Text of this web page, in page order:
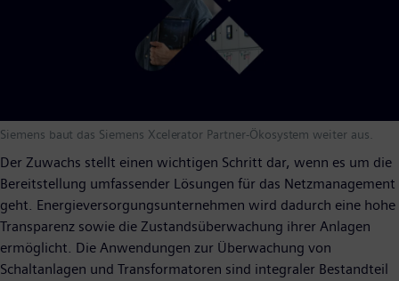
Siemens baut das Siemens Xcelerator Partner-Ökosystem weiter aus.
Der Zuwachs stellt einen wichtigen Schritt dar, wenn es um die
Bereitstellung umfassender Lösungen für das Netzmanagement
geht. Energieversorgungsunternehmen wird dadurch eine hohe
Transparenz sowie die Zustandsüberwachung ihrer Anlagen
ermöglicht. Die Anwendungen zur Überwachung von
Schaltanlagen und Transformatoren sind integraler Bestandteil